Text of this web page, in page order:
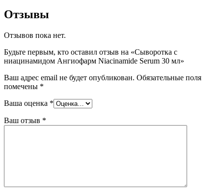
Отзывы
Отзывов пока нет.
Будьте первым, кто оставил отзыв на «Сыворотка с
ниацинамидом Ангиофарм Niacinamide Serum 30 мл»
Ваш адрес email не будет опубликован. Обязательные поля
помечены *
Ваша оценка *
Ваш отзыв *